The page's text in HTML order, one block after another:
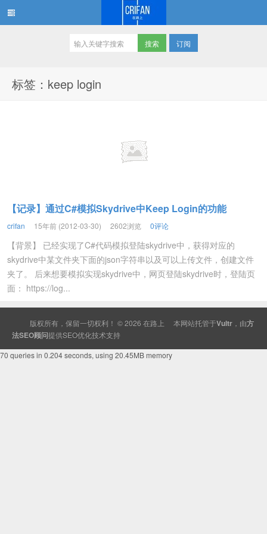
订阅
标签：keep login
【记录】通过C#模拟Skydrive中Keep Login的功能
crifan 15年前 (2012-03-30) 2602浏览 0评论
【背景】 已经实现了C#代码模拟登陆skydrive中，获得对应的
skydrive中某文件夹下面的json字符串以及可以上传文件，创建文件
夹了。 后来想要模拟实现skydrive中，网页登陆skydrive时，登陆页
面： https://log...
版权所有，保留一切权利！ © 2026 在路上 本网站托管于Vultr ，由方
法SEO顾问提供SEO优化技术支持
70 queries in 0.204 seconds, using 20.45MB memory